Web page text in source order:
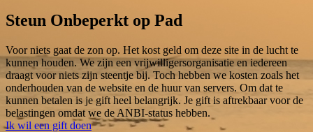
Steun Onbeperkt op Pad
Voor niets gaat de zon op. Het kost geld om deze site in de lucht te
kunnen houden. We zijn een vrijwilligersorganisatie en iedereen
draagt voor niets zijn steentje bij. Toch hebben we kosten zoals het
onderhouden van de website en de huur van servers. Om dat te
kunnen betalen is je gift heel belangrijk. Je gift is aftrekbaar voor de
belastingen omdat we de ANBI-status hebben.
Ik wil een gift doen